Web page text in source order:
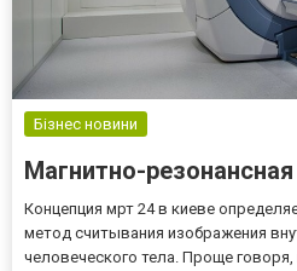
Бізнес новини
Магнитно-
Концепция мрт 24 в киеве
метод считывания изображения
человеческого тела. Проще говоря,